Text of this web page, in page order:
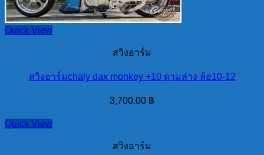
Quick View
สวิงอาร์ม
สวิงอาร์มchaly dax monkey +10 ดามล่าง ล้อ10-12
3,700.00 ฿
Quick View
สวิงอาร์ม